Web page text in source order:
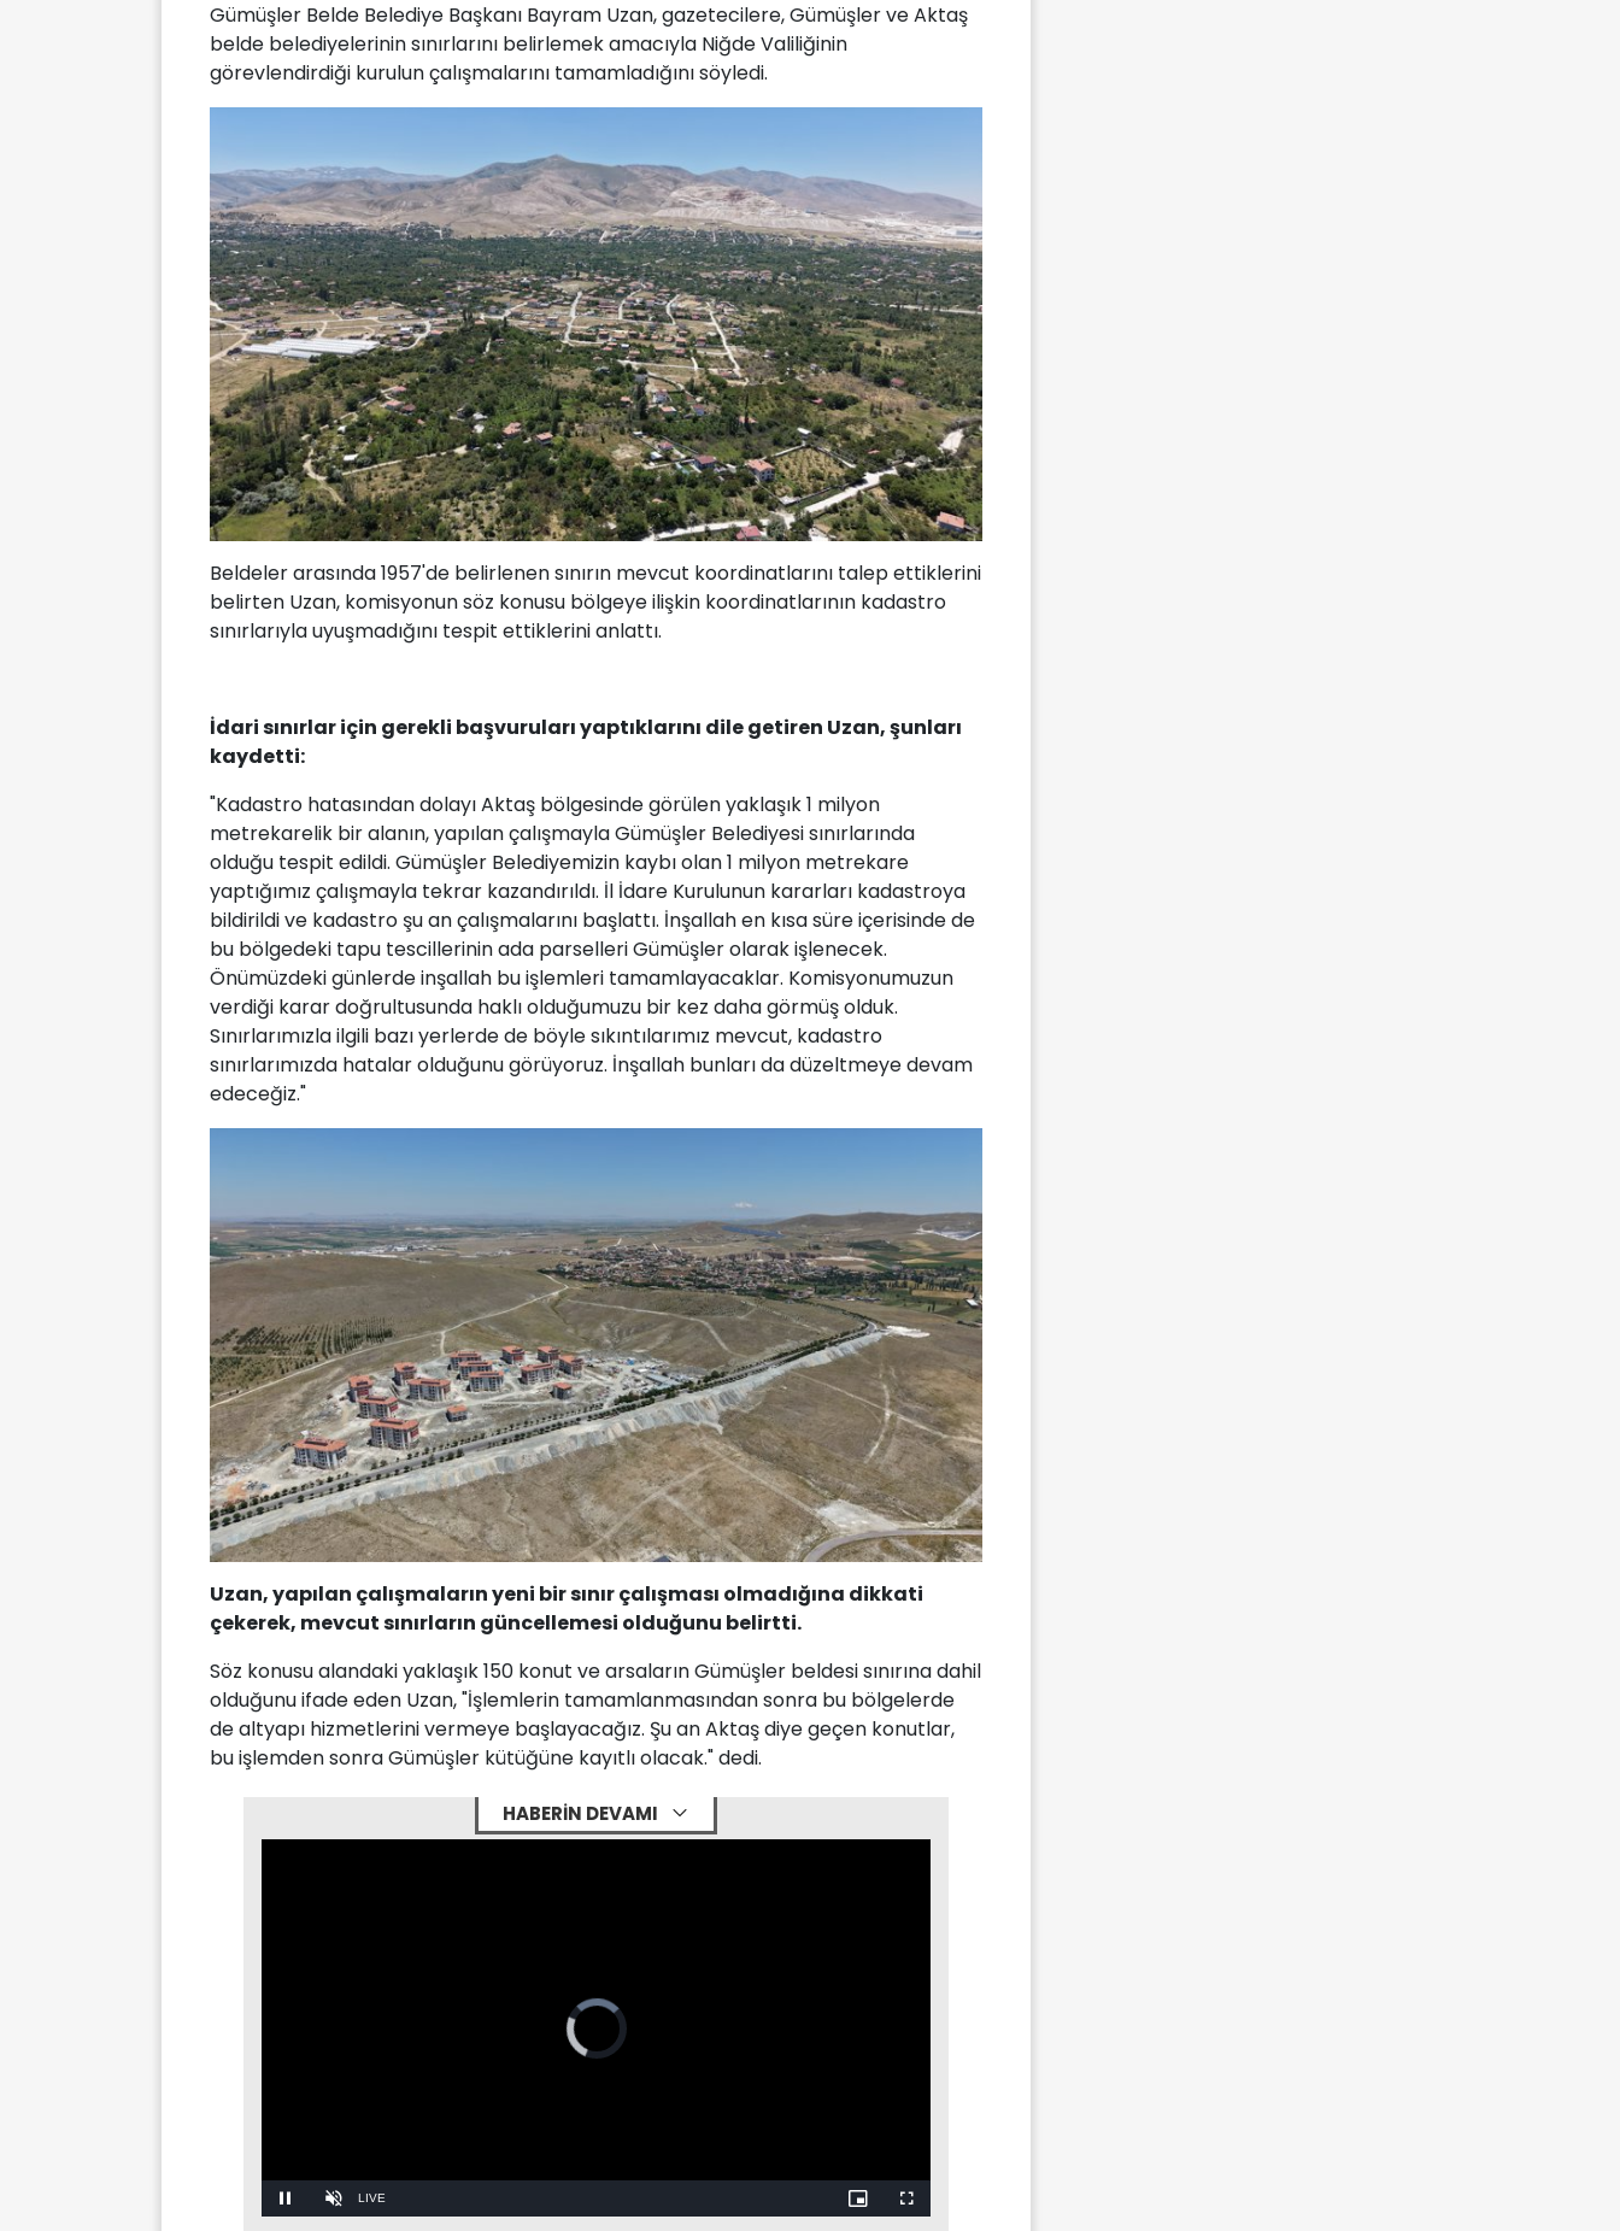
Gümüşler Belde Belediye Başkanı Bayram Uzan, gazetecilere, Gümüşler ve Aktaş
belde belediyelerinin sınırlarını belirlemek amacıyla Niğde Valiliğinin
görevlendirdiği kurulun çalışmalarını tamamladığını söyledi.
Beldeler arasında 1957'de belirlenen sınırın mevcut koordinatlarını talep ettiklerini
belirten Uzan, komisyonun söz konusu bölgeye ilişkin koordinatlarının kadastro
sınırlarıyla uyuşmadığını tespit ettiklerini anlattı.
İdari sınırlar için gerekli başvuruları yaptıklarını dile getiren Uzan, şunları
kaydetti:
"Kadastro hatasından dolayı Aktaş bölgesinde görülen yaklaşık 1 milyon
metrekarelik bir alanın, yapılan çalışmayla Gümüşler Belediyesi sınırlarında
olduğu tespit edildi. Gümüşler Belediyemizin kaybı olan 1 milyon metrekare
yaptığımız çalışmayla tekrar kazandırıldı. İl İdare Kurulunun kararları kadastroya
bildirildi ve kadastro şu an çalışmalarını başlattı. İnşallah en kısa süre içerisinde de
bu bölgedeki tapu tescillerinin ada parselleri Gümüşler olarak işlenecek.
Önümüzdeki günlerde inşallah bu işlemleri tamamlayacaklar. Komisyonumuzun
verdiği karar doğrultusunda haklı olduğumuzu bir kez daha görmüş olduk.
Sınırlarımızla ilgili bazı yerlerde de böyle sıkıntılarımız mevcut, kadastro
sınırlarımızda hatalar olduğunu görüyoruz. İnşallah bunları da düzeltmeye devam
edeceğiz."
Uzan, yapılan çalışmaların yeni bir sınır çalışması olmadığına dikkati
çekerek, mevcut sınırların güncellemesi olduğunu belirtti.
Söz konusu alandaki yaklaşık 150 konut ve arsaların Gümüşler beldesi sınırına dahil
olduğunu ifade eden Uzan, "İşlemlerin tamamlanmasından sonra bu bölgelerde
de altyapı hizmetlerini vermeye başlayacağız. Şu an Aktaş diye geçen konutlar,
bu işlemden sonra Gümüşler kütüğüne kayıtlı olacak." dedi.
HABERİN DEVAMI
Video
Player
is
loading.
Pause Unmute Stream
LIVE
Picture-
in-
Fullscreen